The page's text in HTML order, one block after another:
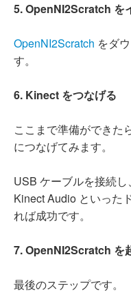
5. OpenNI2Scratch を
OpenNI2Scratch をダ
す。
6. Kinect をつなげる
ここまで準備ができた
につなげてみます。
USB ケーブルを接続し
Kinect Audio といった
れば成功です。
7. OpenNI2Scratch を
最後のステップです。